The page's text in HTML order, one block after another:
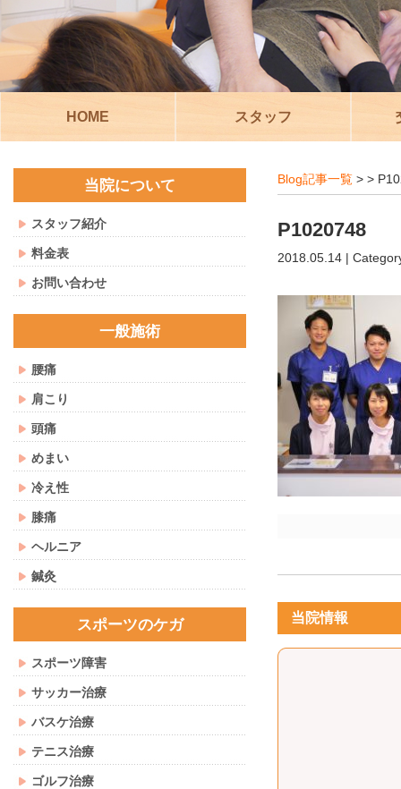
HOME スタッフ
Blog記事一覧 > >
P1020748
2018.05.14 |
当院情報
当院について
スタッフ紹介
料金表
お問い合わせ
一般施術
腰痛
肩こり
頭痛
めまい
冷え性
膝痛
ヘルニア
鍼灸
スポーツのケガ
スポーツ障害
サッカー治療
バスケ治療
テニス治療
ゴルフ治療